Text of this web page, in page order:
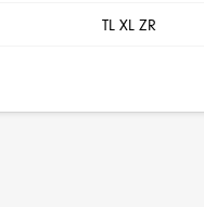
TL XL ZR